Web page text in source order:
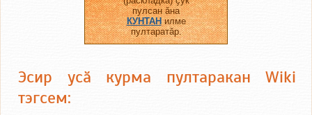
пулсан ӑна
КУНТАНилме
пултаратӑр.
Эсир усӑ курма пултаракан Wiki
тэгсем: